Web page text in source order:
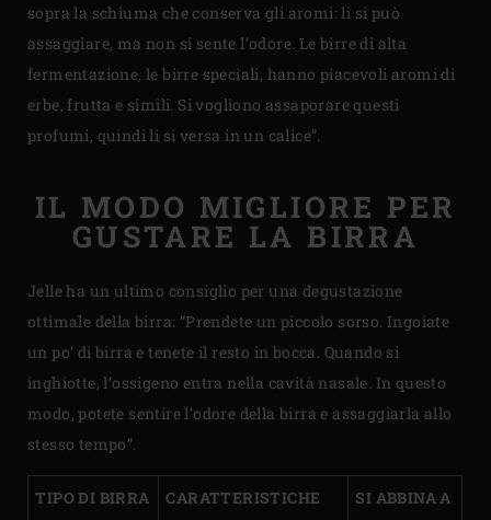
sopra la schiuma che conserva gli aromi: li si può
assaggiare, ma non si sente l’odore. Le birre di alta
fermentazione, le birre speciali, hanno piacevoli aromi di
erbe, frutta e simili. Si vogliono assaporare questi
profumi, quindi li si versa in un calice”.
IL MODO MIGLIORE PER
GUSTARE LA BIRRA
Jelle ha un ultimo consiglio per una degustazione
ottimale della birra: “Prendete un piccolo sorso. Ingoiate
un po’ di birra e tenete il resto in bocca. Quando si
inghiotte, l’ossigeno entra nella cavità nasale. In questo
modo, potete sentire l’odore della birra e assaggiarla allo
stesso tempo”.
TIPO DI BIRRA CARATTERISTICHE SI ABBINA A